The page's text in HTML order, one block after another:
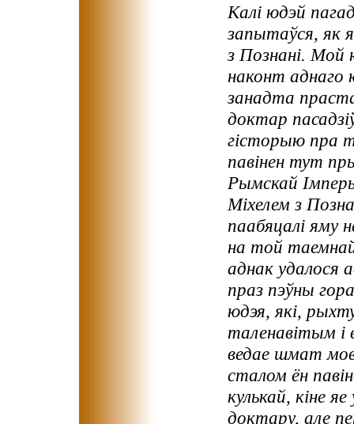
Калі юдэй
запытаўся, як
з Познані. Мой
наконт
занадта
доктар
гісторыю пра
павінен тут
Рымскай
Міхелем з
паабяцалі яму
на той
аднак удалося
праз пэўны
юдэя, які,
таленавітым і
ведае шмат
сталом ён
кулькай, кіне
доктару, але